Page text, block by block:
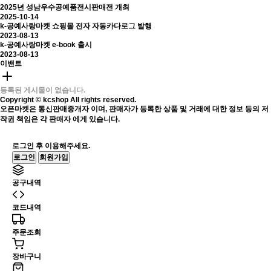
2025년 성남우수공예품전시판매전 개최
2025-10-14
k-공예사랑마켓 쇼핑몰 전자 자동카다로그 발행
2023-08-13
k-공예사랑마켓 e-book 출시
2023-08-13
이밴트
등록된 게시물이 없습니다.
Copyright © kcshop All rights reserved.
오픈마켓은 통신판매중개자 이며, 판매자가 등록한 상품 및 거래에 대한 정보 등의 저
작권 책임은 각 판매자 에게 있습니다.
로그인 후 이용해주세요.
로그인
회원가입
공구내역
코드내역
주문조회
장바구니